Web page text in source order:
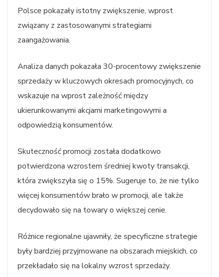
Polsce pokazały istotny zwiększenie, wprost
związany z zastosowanymi strategiami
zaangażowania.
Analiza danych pokazała 30-procentowy zwiększenie
sprzedaży w kluczowych okresach promocyjnych, co
wskazuje na wprost zależność między
ukierunkowanymi akcjami marketingowymi a
odpowiedzią konsumentów.
Skuteczność promocji została dodatkowo
potwierdzona wzrostem średniej kwoty transakcji,
która zwiększyła się o 15%. Sugeruje to, że nie tylko
więcej konsumentów brało w promocji, ale także
decydowało się na towary o większej cenie.
Różnice regionalne ujawniły, że specyficzne strategie
były bardziej przyjmowane na obszarach miejskich, co
przekładało się na lokalny wzrost sprzedaży.